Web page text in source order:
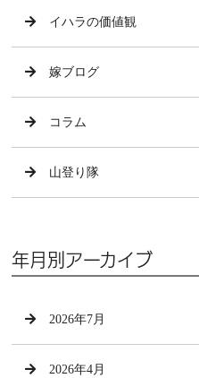
イハラの価値観
嫁ブログ
コラム
山登り隊
年月別アーカイブ
2026年7月
2026年4月